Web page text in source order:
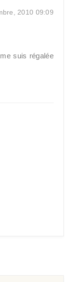
2010 09:09
suis régalée